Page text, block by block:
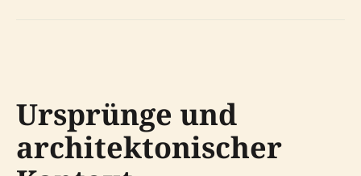
Ursprünge und
architektonischer